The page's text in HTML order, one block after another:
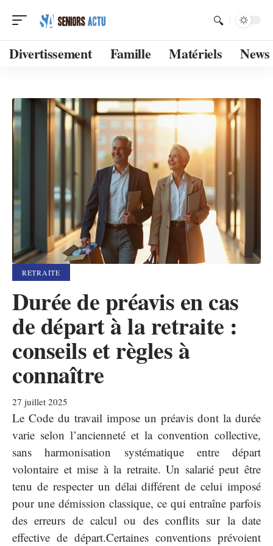
Divertissement Famille Matériels News
RETRAITE
Durée de préavis en cas
de départ à la retraite :
conseils et règles à
connaître
27 juillet 2025
Le Code du travail impose un préavis dont la durée
varie selon l’ancienneté et la convention collective,
sans harmonisation systématique entre départ
volontaire et mise à la retraite. Un salarié peut être
tenu de respecter un délai différent de celui imposé
pour une démission classique, ce qui entraîne parfois
des erreurs de calcul ou des conflits sur la date
effective de départ.Certaines conventions prévoient